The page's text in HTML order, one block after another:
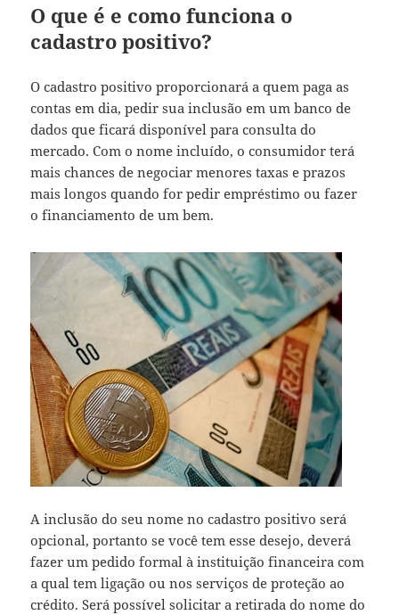
O que é e como funciona o
cadastro positivo?
O cadastro positivo proporcionará a quem paga as
contas em dia, pedir sua inclusão em um banco de
dados que ficará disponível para consulta do
mercado. Com o nome incluído, o consumidor terá
mais chances de negociar menores taxas e prazos
mais longos quando for pedir empréstimo ou fazer
o financiamento de um bem.
A inclusão do seu nome no cadastro positivo será
opcional, portanto se você tem esse desejo, deverá
fazer um pedido formal à instituição financeira com
a qual tem ligação ou nos serviços de proteção ao
crédito. Será possível solicitar a retirada do nome do